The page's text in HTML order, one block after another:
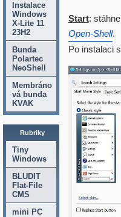
Instalace
Windows
X-Lite 11
23H2
Bunda
Polartec
NeoShell
Membráno
vá bunda
KVAK
Rubriky
Tiny
Windows
BLUDIT
Flat-File
CMS
mini PC
Start:
Open-Shell.
Po instalaci